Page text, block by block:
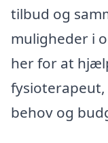
tilbud og
muligheder i
her for at
fysioterapeut,
behov og